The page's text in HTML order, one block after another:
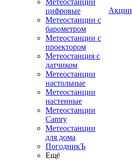
Метеостанции
цифровые
Метеостанции с
барометром
Метеостанции с
проектором
Метеостанция с
датчиком
Метеостанции
настольные
Метеостанции
настенные
Метеостанции
Camry
Метеостанции
для дома
ПогодникЪ
Ещё
Акции